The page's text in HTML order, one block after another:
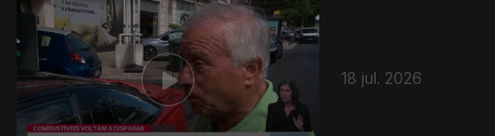
18 jul. 2026